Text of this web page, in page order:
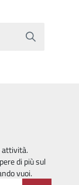
di più sul
vuoi.